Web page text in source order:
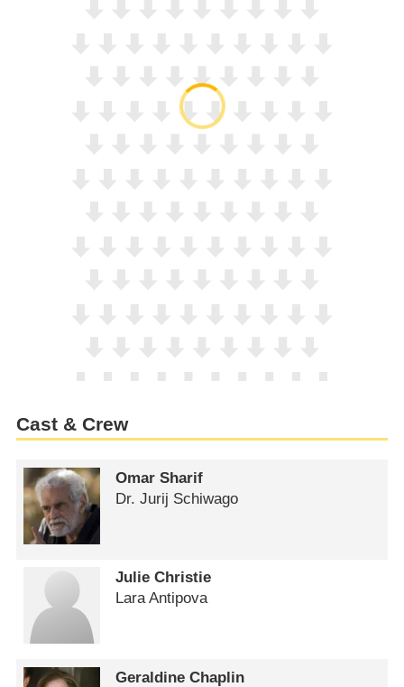
Cast & Crew
Omar Sharif
Dr. Jurij Schiwago
Julie Christie
Lara Antipova
Geraldine Chaplin